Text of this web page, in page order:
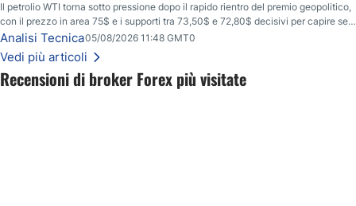
Recensioni di broker Forex più visitate
Il petrolio WTI torna sotto pressione dopo il rapido rientro del premio geopolitico,
con il prezzo in area 75$ e i supporti tra 73,50$ e 72,80$ decisivi per capire se il
ribasso potrà estendersi verso quota 70$.
Analisi Tecnica05/08/2026 11:48 GMT0
Vedi più articoli